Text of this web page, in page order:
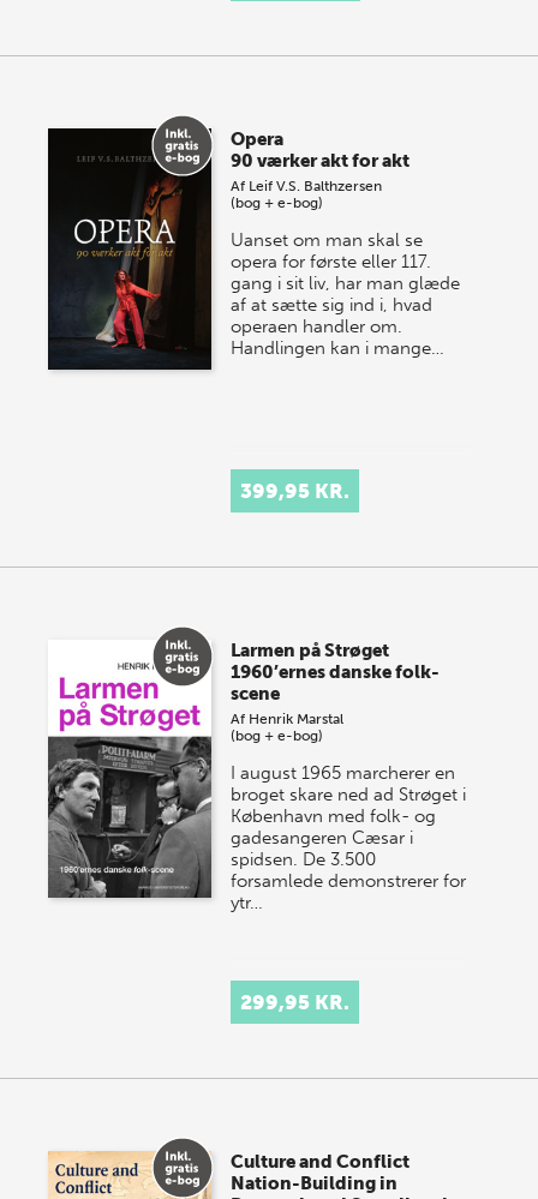
Opera
90 værker akt for akt
Af Leif V.S. Balthzersen
(bog + e-bog)
Uanset om man skal se
opera for første eller 117.
gang i sit liv, har man glæde
af at sætte sig ind i, hvad
operaen handler om.
Handlingen kan i mange…
399,95 KR.
Larmen på Strøget
1960’ernes danske folk-
scene
Af Henrik Marstal
(bog + e-bog)
I august 1965 marcherer en
broget skare ned ad Strøget i
København med folk- og
gadesangeren Cæsar i
spidsen. De 3.500
forsamlede demonstrerer for
ytr…
299,95 KR.
Culture and Conflict
Nation-Building in